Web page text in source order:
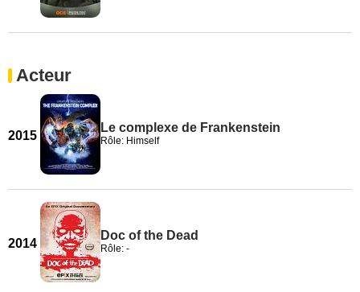
Acteur
2015
Le complexe de Frankenstein
Rôle: Himself
2014
Doc of the Dead
Rôle: -